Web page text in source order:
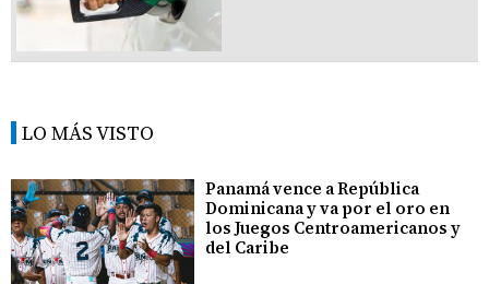
LO MÁS VISTO
Panamá vence a República
Dominicana y va por el oro en
los Juegos Centroamericanos y
del Caribe